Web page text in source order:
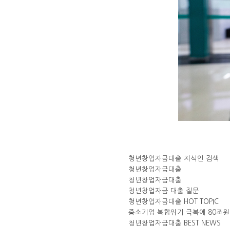
청년창업자금대출 지식인 검색
청년창업자금대출
청년창업자금대출
청년창업자금 대출 질문
청년창업자금대출 HOT TOPIC
중소기업 복합위기 극복에 80조
청년창업자금대출 BEST NEWS